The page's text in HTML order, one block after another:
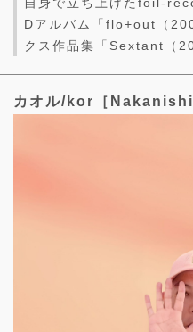
Dアルバム「flo+out（
クス作品集「Sextant（
カオル/kor［